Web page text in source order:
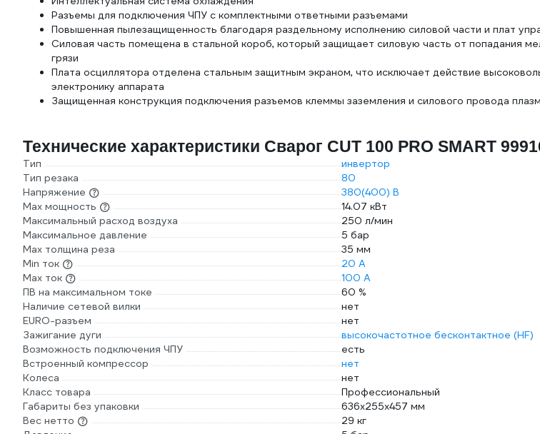
Разъемы для подключения ЧПУ с комплектными ответными разъемами
Повышенная пылезащищенность благодаря раздельному исполнению силовой части и плат
Силовая часть помещена в стальной короб, который защищает силовую часть от попадания
грязи
Плата осциллятора отделена стальным защитным экраном, что исключает действие
электронику аппарата
Защищенная конструкция подключения разъемов клеммы заземления и силового провода
Технические характеристики Сварог CUT 100 PRO SMART
Тип
инвертор
Тип резака
80
Напряжение
380(400) В
Max мощность
14.07 кВт
Максимальный расход воздуха
250 л/мин
Максимальное давление
5 бар
Max толщина реза
35 мм
Min ток
20 А
Max ток
100 А
ПВ на максимальном токе
60 %
Наличие сетевой вилки
нет
EURO-разъем
нет
Зажигание дуги
высокочастотное бесконтактное (HF)
Возможность подключения ЧПУ
есть
Встроенный компрессор
нет
Колеса
нет
Класс товара
Профессиональный
Габариты без упаковки
636х255х457 мм
Вес нетто
29 кг